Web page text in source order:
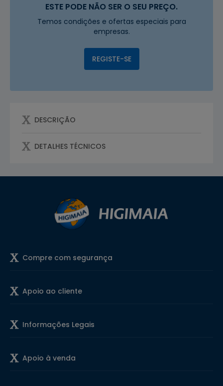
ESTE PODE NÃO SER O SEU PREÇO.
Temos condições e ofertas especiais para
empresas.
REGISTE-SE
DESCRIÇÃO
DETALHES TÉCNICOS
Compre com segurança
Apoio ao cliente
Informações Legais
Apoio à venda